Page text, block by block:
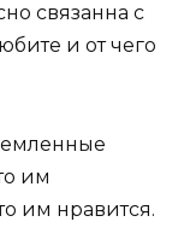
связанна с
и от чего
им
им нравится.